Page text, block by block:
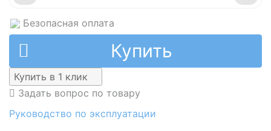
Безопасная оплата
Купить
Купить в 1 клик
Задать вопрос по товару
Руководство по эксплуатации